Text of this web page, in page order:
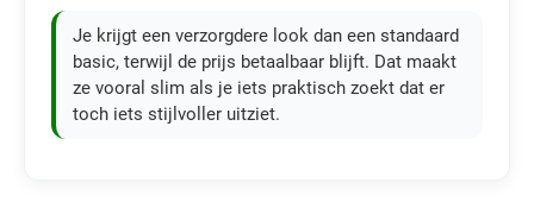
Je krijgt een verzorgdere look dan een standaard
basic, terwijl de prijs betaalbaar blijft. Dat maakt
ze vooral slim als je iets praktisch zoekt dat er
toch iets stijlvoller uitziet.